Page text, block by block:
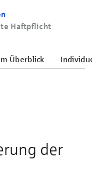
Haftpflicht
Überblick
der